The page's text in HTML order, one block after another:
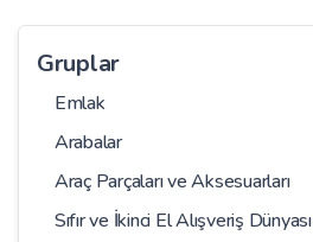
Gruplar
Emlak
Arabalar
Araç Parçaları ve Aksesuarları
Sıfır ve İkinci El Alışveriş Dünyası